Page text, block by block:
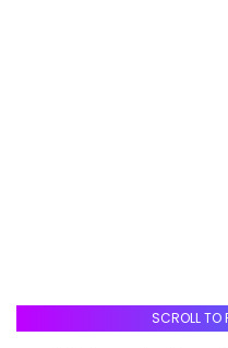
SCROLL TO